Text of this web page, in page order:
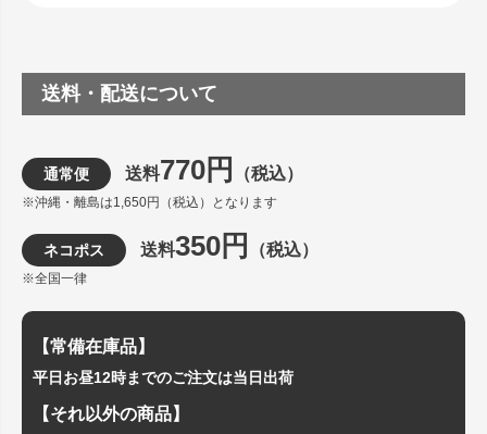
送料・配送について
通常便 送料770円 （税込）
※沖縄・離島は1,650円（税込）となります
ネコポス 送料350円 （税込）
※全国一律
【常備在庫品】
平日お昼12時までのご注文は当日出荷
【それ以外の商品】